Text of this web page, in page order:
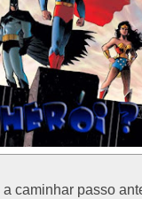
caminhar passo